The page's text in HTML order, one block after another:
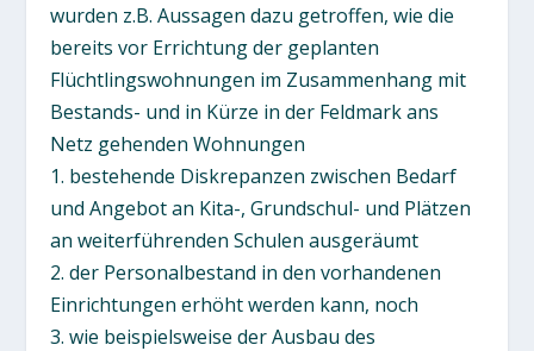
wurden z.B. Aussagen dazu getroffen, wie die
bereits vor Errichtung der geplanten
Flüchtlingswohnungen im Zusammenhang mit
Bestands- und in Kürze in der Feldmark ans
Netz gehenden Wohnungen
1. bestehende Diskrepanzen zwischen Bedarf
und Angebot an Kita-, Grundschul- und Plätzen
an weiterführenden Schulen ausgeräumt
2. der Personalbestand in den vorhandenen
Einrichtungen erhöht werden kann, noch
3. wie beispielsweise der Ausbau des